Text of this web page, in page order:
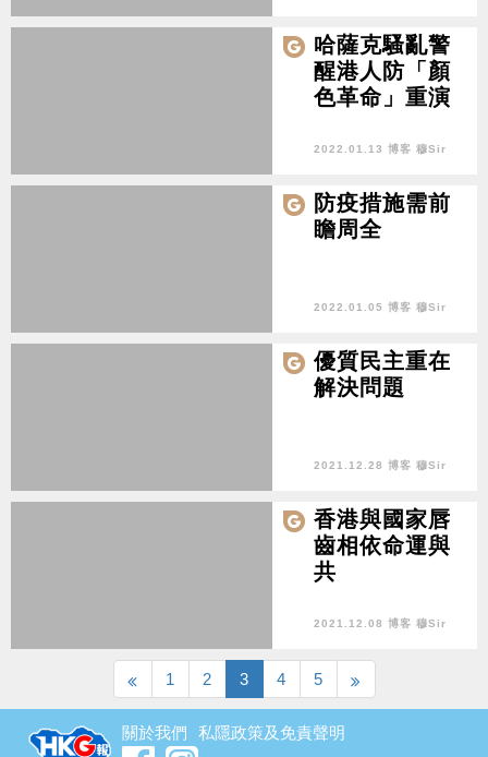
哈薩克騷亂警
醒港人防「顏
色革命」重演
2022.01.13 博客 穆Sir
防疫措施需前
瞻周全
2022.01.05 博客 穆Sir
優質民主重在
解決問題
2021.12.28 博客 穆Sir
香港與國家唇
齒相依命運與
共
2021.12.08 博客 穆Sir
1 2 3 4 5
關於我們
私隱政策及免責聲明